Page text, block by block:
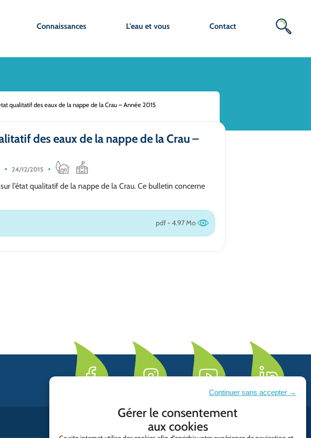
Gérer le consentement
aux cookies
Continuer sans accepter →
Connaissances L’eau et vous Contact
qualitatif des eaux de la nappe de la Crau – Année 2015
des eaux de la nappe de la Crau –
24/12/2015
l’état qualitatif de la nappe de la Crau. Ce bulletin concerne
pdf - 4.97 Mo